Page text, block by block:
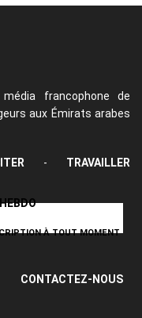
francophone de
aux Émirats arabes
- TRAVAILLER
À TOUT MOMENT
CONTACTEZ-NOUS